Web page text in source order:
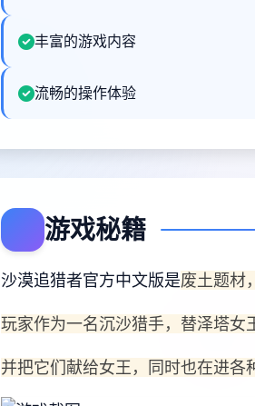
丰富的游戏内容
流畅的操作体验
游戏秘籍
沙漠追猎者官方中文版是废土题材
玩家作为一名沉沙猎手，替泽塔女
并把它们献给女王，同时也在进各